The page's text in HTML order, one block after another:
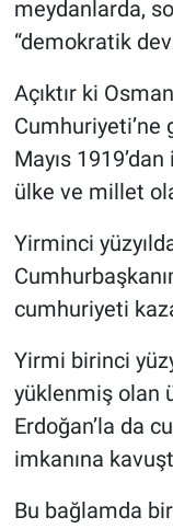
meydanlarda,
“demokratik
Açıktır ki
Mayıs
ülke ve millet
Yirminci
cumhuriyeti
Yirmi birinci
yüklenmiş olan
Erdoğan’la da
imkanına
Bu bağlamda